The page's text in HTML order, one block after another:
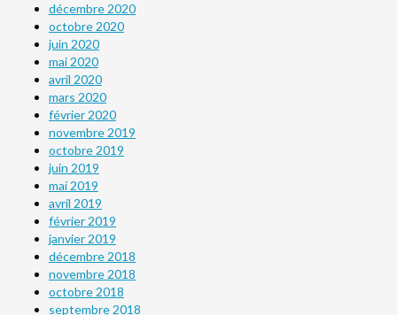
décembre 2020
octobre 2020
juin 2020
mai 2020
avril 2020
mars 2020
février 2020
novembre 2019
octobre 2019
juin 2019
mai 2019
avril 2019
février 2019
janvier 2019
décembre 2018
novembre 2018
octobre 2018
septembre 2018